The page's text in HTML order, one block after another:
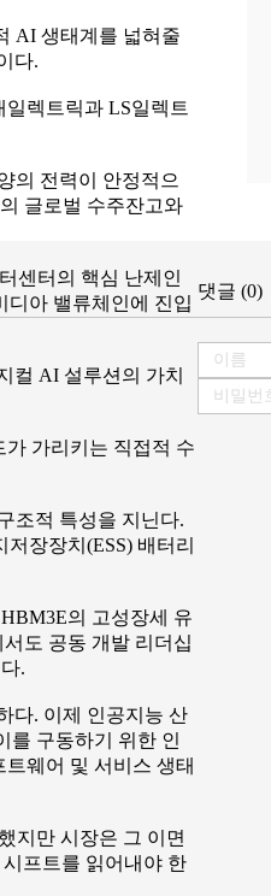
AI 생태계를 넓혀줄
다.
렉트릭과 LS일렉트
의 전력이 안정적으
글로벌 수주잔고와
센터의 핵심 난제인
디아 밸류체인에 진입
컬 AI 설루션의 가치
가리키는 직접적 수
조적 특성을 지닌다.
장장치(ESS) 배터리
의 고성장세 유
도 공동 개발 리더십
.
다. 이제 인공지능 산
를 구동하기 위한 인
웨어 및 서비스 생태
지만 시장은 그 이면
프트를 읽어내야 한
댓글 (0)